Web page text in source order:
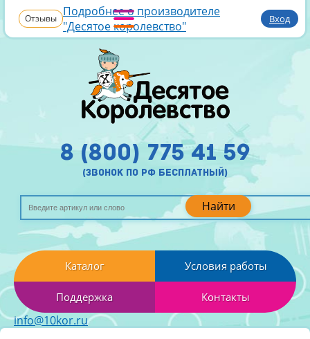
Отзывы Подробнее о производителе
"Десятое королевство"
Вход
Найти
8 (800) 775 41 59
(звонок по рф бесплатный)
Каталог Условия работы
Поддержка Контакты
info@10kor.ru